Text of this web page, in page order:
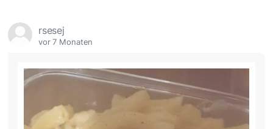
rsesej
vor 7 Monaten